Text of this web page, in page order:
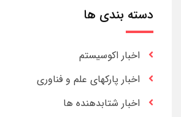
دسته بندی ها
اخبار اکوسیستم
اخبار پارکهای علم و فناوری
اخبار شتابدهنده ها